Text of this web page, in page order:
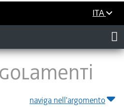
ITA
naviga nell'argomento